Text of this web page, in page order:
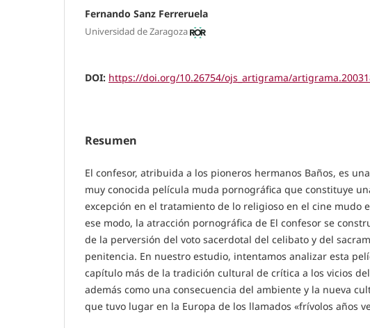
Fernando Sanz Ferreruela
Universidad de Zaragoza
DOI: https://doi.org/10.26754/ojs_artigrama/
Resumen
El confesor, atribuida a los pioneros hermanos Baños, es
muy conocida película muda pornográfica que constituye
excepción en el tratamiento de lo religioso en el cine mudo
ese modo, la atracción pornográfica de El confesor se
de la perversión del voto sacerdotal del celibato y del
penitencia. En nuestro estudio, intentamos analizar esta
capítulo más de la tradición cultural de crítica a los vicios
además como una consecuencia del ambiente y la nueva
que tuvo lugar en la Europa de los llamados «frívolos años